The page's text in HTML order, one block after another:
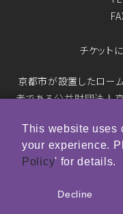
チケット
京都市が設置したロー
者である公益財団法人
© ROHM
トップページ
This website uses
your experience.
Policy' for details.
Decline